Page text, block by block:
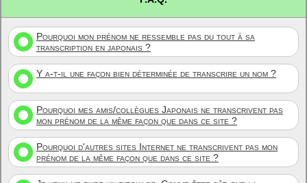
Pourquoi mon prénom ne ressemble pas du tout à sa
transcription en japonais ?
Y a-t-il une façon bien déterminée de transcrire un nom ?
Pourquoi mes amis/collègues Japonais ne transcrivent pas
mon prénom de la même façon que dans ce site ?
Pourquoi d'autres sites Internet ne transcrivent pas mon
prénom de la même façon que dans ce site ?